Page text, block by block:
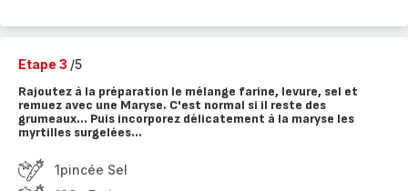
Etape 3 /5
Rajoutez à la préparation le mélange farine, levure, sel et
remuez avec une Maryse. C'est normal si il reste des
grumeaux... Puis incorporez délicatement à la maryse les
myrtilles surgelées...
1pincée Sel